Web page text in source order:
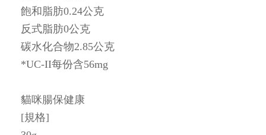
飽和脂肪0.24公克
反式脂肪0公克
碳水化合物2.85公克
*UC-II每份含56mg
貓咪腸保健康
[規格]